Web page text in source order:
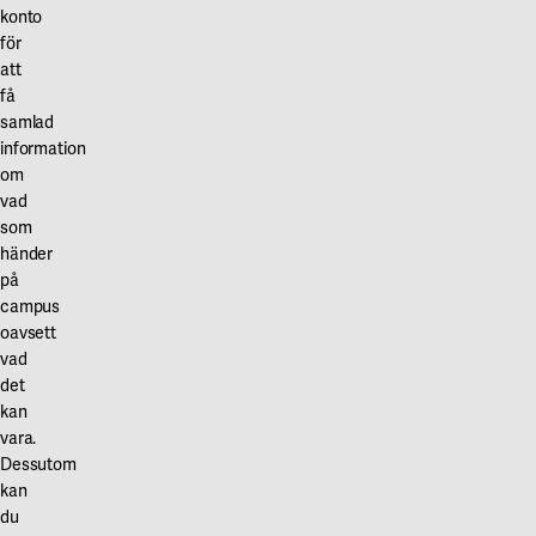
Gävle
Skövde
Högskolan i Skövde
Borås
Våra projekt
för
miljömässigt
hållbara
baseras
på
svenska
bygg-
svensk
byggpraxis.
konto
för
att
få
samlad
information
om
vad
som
händer
på
campus
oavsett
vad
det
kan
vara.
Dessutom
kan
du